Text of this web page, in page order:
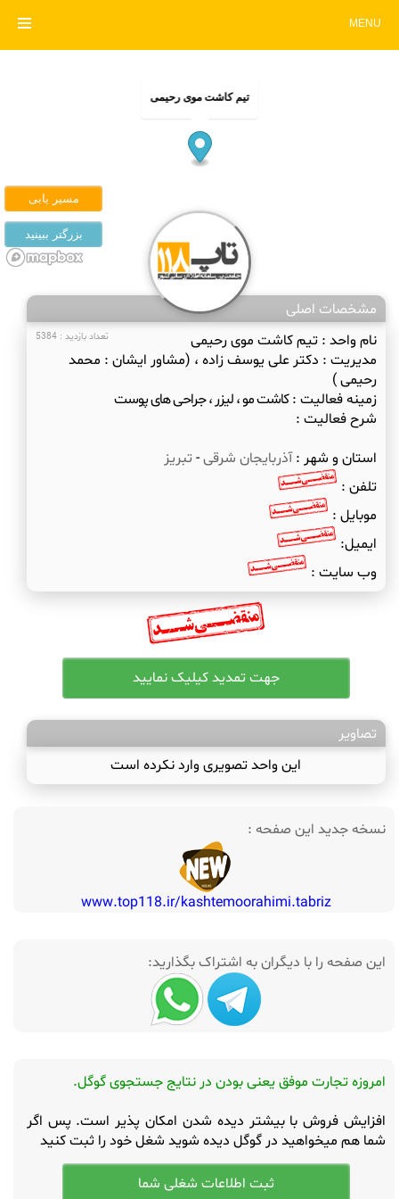
MENU
تیم کاشت موی رحیمی
مشخصات اصلی
تعداد بازدید : 5384 نام واحد :تیم کاشت موی رحیمی
مدیریت : دکتر علی یوسف زاده ، (مشاور ایشان : محمد
رحیمی )
زمینه فعالیت :کاشت مو ، لیزر ، جراحی های پوست
شرح فعالیت :
استان و شهر :آذربایجان شرقی- تبریز
تلفن :
موبایل :
ایمیل:
وب سایت :
تصاویر
این واحد تصویری وارد نکرده است
نسخه جدید این صفحه :
www.top118.ir/kashtemoorahimi.tabriz
این صفحه را با دیگران به اشتراک بگذارید:
امروزه تجارت موفق یعنی بودن در نتایج جستجوی گوگل.
افزایش فروش با بیشتر دیده شدن امکان پذیر است. پس اگر
شما هم میخواهید در گوگل دیده شوید شغل خود را ثبت کنید